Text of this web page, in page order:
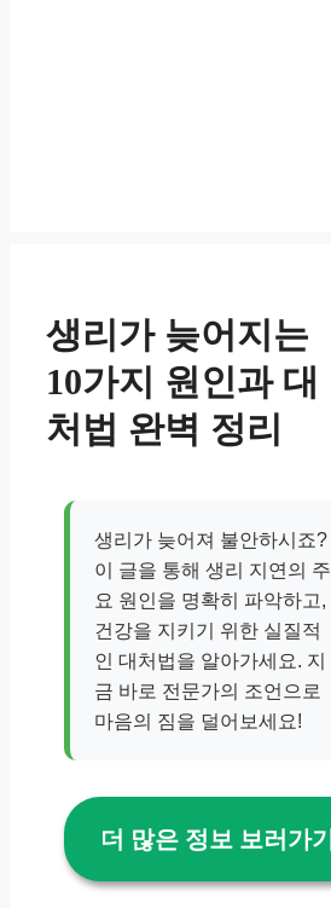
생리가 늦어지는
10가지 원인과 대
처법 완벽 정리
생리가 늦어져 불안하시죠?
이 글을 통해 생리 지연의 주
요 원인을 명확히 파악하고,
건강을 지키기 위한 실질적
인 대처법을 알아가세요. 지
금 바로 전문가의 조언으로
마음의 짐을 덜어보세요!
더 많은 정보 보러가기